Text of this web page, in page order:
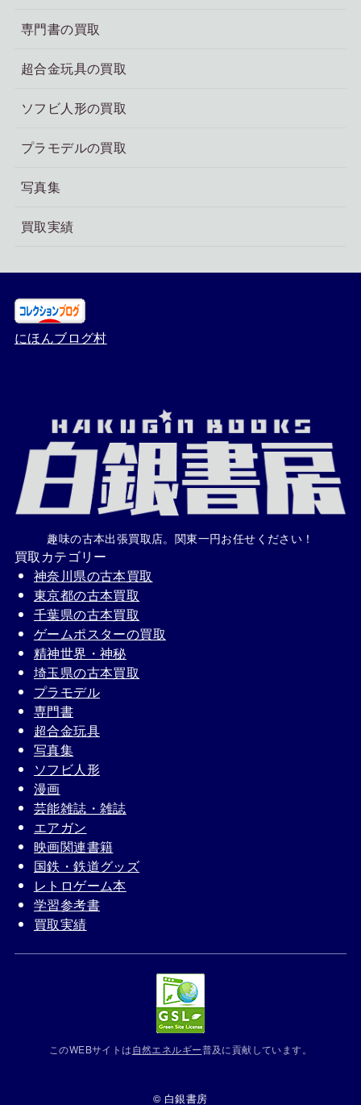
専門書の買取
超合金玩具の買取
ソフビ人形の買取
プラモデルの買取
写真集
買取実績
にほんブログ村
趣味の古本出張買取店。関東一円お任せください！
買取カテゴリー
神奈川県の古本買取
東京都の古本買取
千葉県の古本買取
ゲームポスターの買取
精神世界・神秘
埼玉県の古本買取
プラモデル
専門書
超合金玩具
写真集
ソフビ人形
漫画
芸能雑誌・雑誌
エアガン
映画関連書籍
国鉄・鉄道グッズ
レトロゲーム本
学習参考書
買取実績
このWEBサイトは自然エネルギー普及に貢献しています。
© 白銀書房